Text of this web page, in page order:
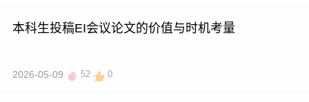
本科生投稿EI会议论文的价值与时机考量
2026-05-09 52 0